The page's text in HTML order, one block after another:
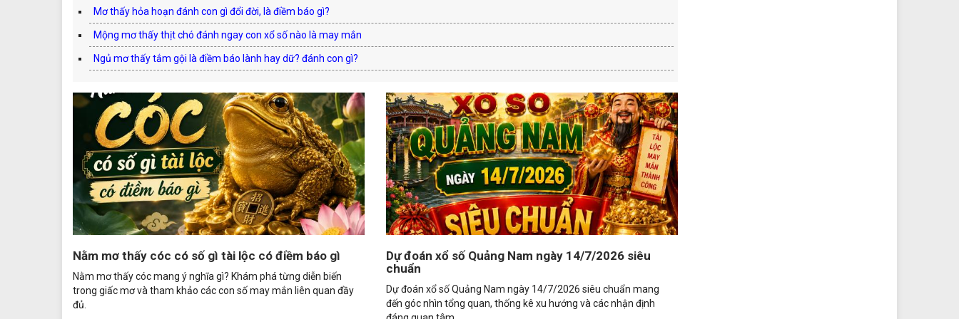
Mơ thấy hỏa hoạn đánh con gì đổi đời, là điềm báo gì?
Mộng mơ thấy thịt chó đánh ngay con xổ số nào là may mắn
Ngủ mơ thấy tắm gội là điềm báo lành hay dữ? đánh con gì?
Nằm mơ thấy cóc có số gì tài lộc có điềm báo gì
Nằm mơ thấy cóc mang ý nghĩa gì? Khám phá từng diễn biến
trong giấc mơ và tham khảo các con số may mắn liên quan đầy
đủ.
Dự đoán xổ số Quảng Nam ngày 14/7/2026 siêu
chuẩn
Dự đoán xổ số Quảng Nam ngày 14/7/2026 siêu chuẩn mang
đến góc nhìn tổng quan, thống kê xu hướng và các nhận định